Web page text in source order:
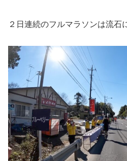
２日連続のフルマラソンは流石